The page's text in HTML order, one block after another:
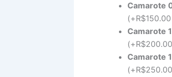
Camarote
Camarote
Camarote